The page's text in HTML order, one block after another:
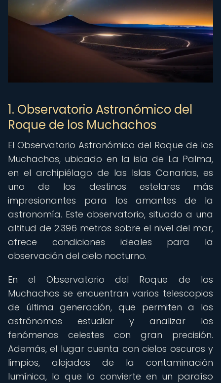
1. Observatorio Astronómico del
Roque de los Muchachos
El Observatorio Astronómico del Roque de los
Muchachos, ubicado en la isla de La Palma,
en el archipiélago de las Islas Canarias, es
uno de los destinos estelares más
impresionantes para los amantes de la
astronomía. Este observatorio, situado a una
altitud de 2.396 metros sobre el nivel del mar,
ofrece condiciones ideales para la
observación del cielo nocturno.
En el Observatorio del Roque de los
Muchachos se encuentran varios telescopios
de última generación, que permiten a los
astrónomos estudiar y analizar los
fenómenos celestes con gran precisión.
Además, el lugar cuenta con cielos oscuros y
limpios, alejados de la contaminación
lumínica, lo que lo convierte en un paraíso